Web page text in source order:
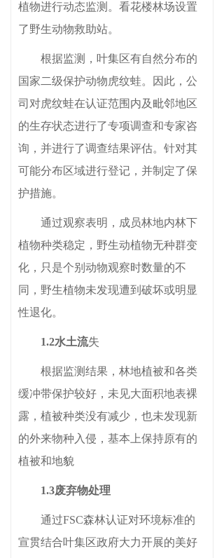
植物进行动态监测。看花楼林场设置
了野生动物救助站。
根据监测，叶集区有自然分布的
国家二级保护动物虎纹蛙。因此，公
司对虎纹蛙在认证范围内及毗邻地区
的生存状态进行了专项调查和专家咨
询，并进行了调查结果评估。针对其
可能分布区域进行登记，并制定了保
护措施。
通过观察表明，成员林地内林下
植物种类稳定，野生动植物无种群变
化，只是个别动物观察时数量的不
同，野生植物未发现遭到破坏或明显
性退化。
1.2水土流失
根据监测结果，林地植被和各类
缓冲带保护较好，未见大面积地表裸
露，植被种类没有减少，也未发现新
的外来物种入侵，基本上保持原有的
植被和地貌
1.3废弃物处理
通过FSC森林认证对环境标准的
宣贯结合叶集区政府大力开展的美好